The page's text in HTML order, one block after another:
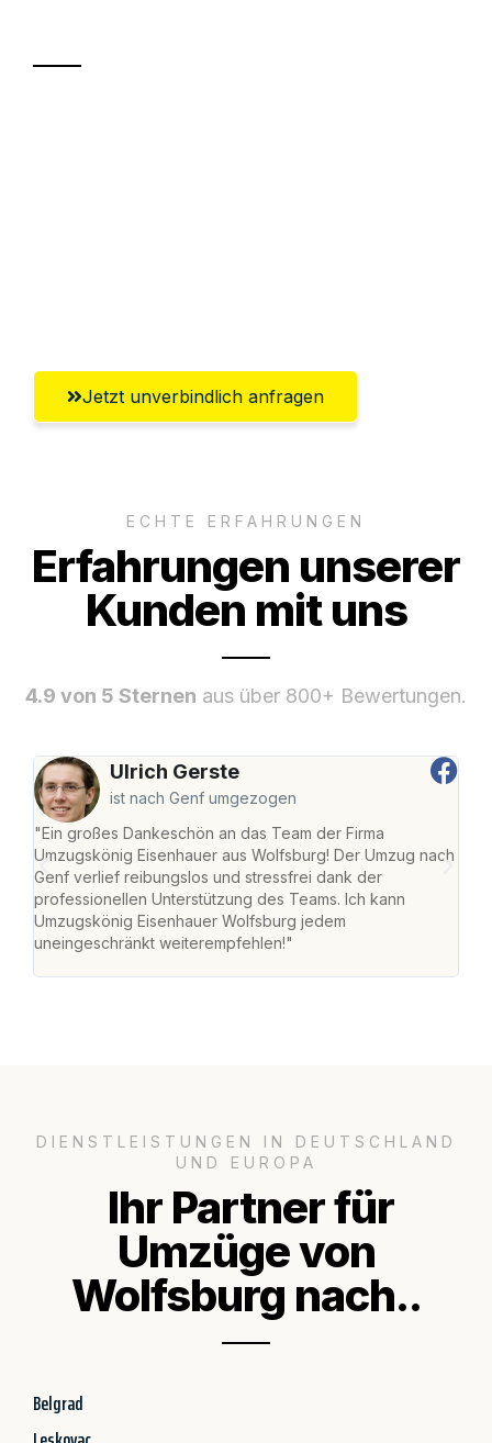
Jetzt unverbindlich anfragen
ECHTE ERFAHRUNGEN
Erfahrungen unserer
Kunden mit uns
4.9 von 5 Sternen aus über 800+ Bewertungen.
Ulrich Gerste
ist nach Genf umgezogen
"Ein großes Dankeschön an das Team der Firma
Umzugskönig Eisenhauer aus Wolfsburg! Der Umzug nach
Genf verlief reibungslos und stressfrei dank der
professionellen Unterstützung des Teams. Ich kann
Umzugskönig Eisenhauer Wolfsburg jedem
uneingeschränkt weiterempfehlen!"
DIENSTLEISTUNGEN IN DEUTSCHLAND
UND EUROPA
Ihr Partner für
Umzüge von
Wolfsburg nach..
Belgrad